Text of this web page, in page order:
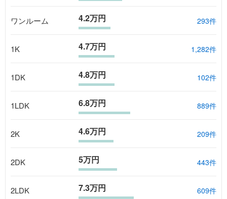
ワンルーム 4.2万円 293件
1K 4.7万円 1,282件
1DK 4.8万円 102件
1LDK 6.8万円 889件
2K 4.6万円 209件
2DK 5万円 443件
2LDK 7.3万円 609件